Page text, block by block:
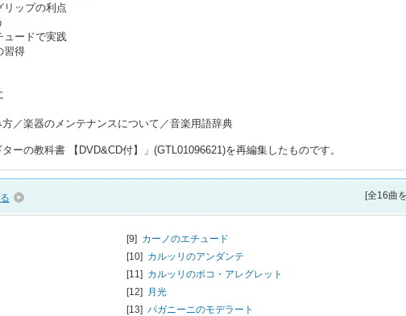
リップの利点
ュードで実践
習得
／楽器のメンテナンスについて／音楽用語辞典
ーの教科書 【DVD&CD付】」(GTL01096621)を再編集したものです。
[全16曲
[9] カーノのエチュード
[10] カルッリのアンダンテ
[11] カルッリのポコ・アレグレット
[12] 月光
[13] パガニーニのモデラート